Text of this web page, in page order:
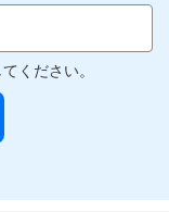
ください。